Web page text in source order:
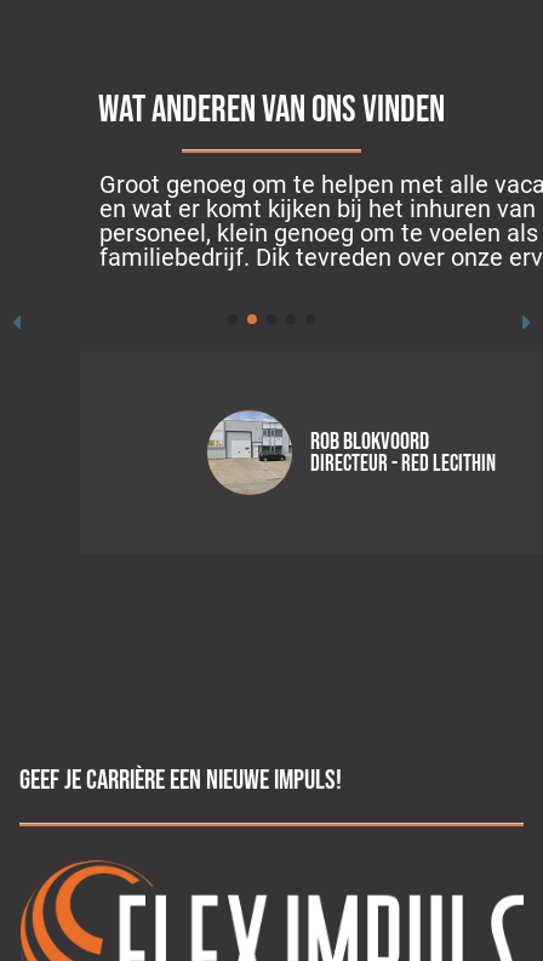
WAT ANDEREN VAN ONS VINDEN
Groot genoeg om te helpen met alle vacatures
en wat er komt kijken bij het inhuren van
personeel, klein genoeg om te voelen als een
familiebedrijf. Dik tevreden over onze ervaring.
Rob Blokvoord
Directeur - RED Lecithin
GEEF JE CARRIÈRE EEN NIEUWE IMPULS!